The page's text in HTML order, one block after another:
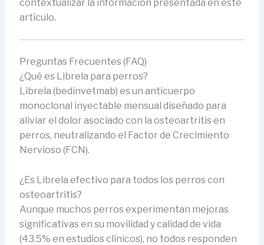
contextualizar la información presentada en este
artículo.
Preguntas Frecuentes (FAQ)
¿Qué es Librela para perros?
Librela (bedinvetmab) es un anticuerpo
monoclonal inyectable mensual diseñado para
aliviar el dolor asociado con la osteoartritis en
perros, neutralizando el Factor de Crecimiento
Nervioso (FCN).
¿Es Librela efectivo para todos los perros con
osteoartritis?
Aunque muchos perros experimentan mejoras
significativas en su movilidad y calidad de vida
(43.5% en estudios clínicos), no todos responden